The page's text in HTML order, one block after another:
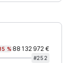
% 88 132 972 €
#252